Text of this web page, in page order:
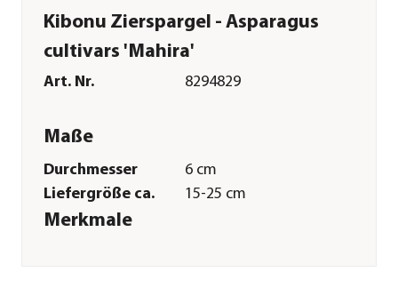
Kibonu Zierspargel - Asparagus
cultivars 'Mahira'
Art. Nr. 8294829
Maße
Durchmesser
6 cm
Liefergröße ca.
15-25 cm
Merkmale